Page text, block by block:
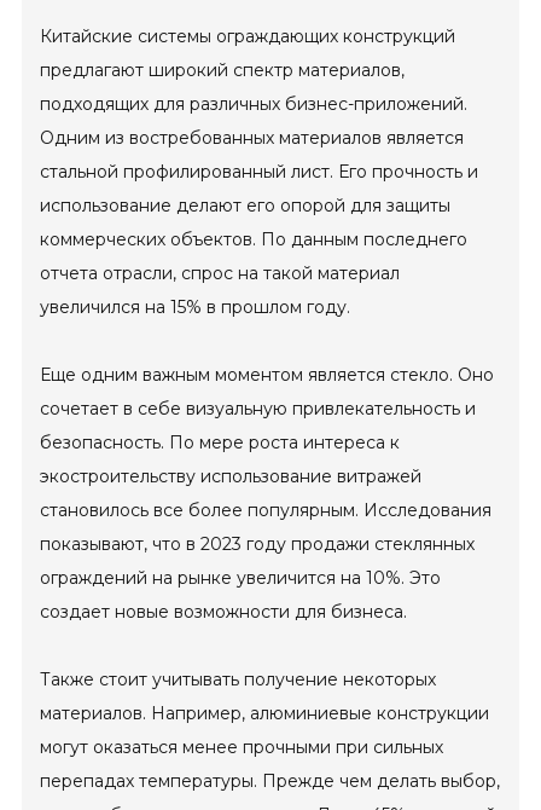
Китайские системы ограждающих конструкций
предлагают широкий спектр материалов,
подходящих для различных бизнес-приложений.
Одним из востребованных материалов является
стальной профилированный лист. Его прочность и
использование делают его опорой для защиты
коммерческих объектов. По данным последнего
отчета отрасли, спрос на такой материал
увеличился на 15% в прошлом году.
Еще одним важным моментом является стекло. Оно
сочетает в себе визуальную привлекательность и
безопасность. По мере роста интереса к
экостроительству использование витражей
становилось все более популярным. Исследования
показывают, что в 2023 году продажи стеклянных
ограждений на рынке увеличится на 10%. Это
создает новые возможности для бизнеса.
Также стоит учитывать получение некоторых
материалов. Например, алюминиевые конструкции
могут оказаться менее прочными при сильных
перепадах температуры. Прежде чем делать выбор,